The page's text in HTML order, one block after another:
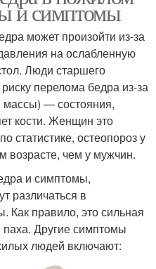
и симптомы
может произойти из-за
на ослабленную
Люди старшего
перелома бедра из-за
массы) — состояния,
кости. Женщин это
статистике, остеопороз у
возрасте, чем у мужчин.
и симптомы,
различаться в
Как правило, это сильная
паха. Другие симптомы
людей включают: